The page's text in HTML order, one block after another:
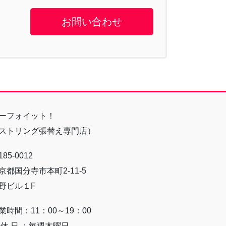
お問い合わせ
フォイット！
ストリング張替え専門店）
0012
都国分寺市本町2-11-5
ビル１F
時間：11：00～19：00